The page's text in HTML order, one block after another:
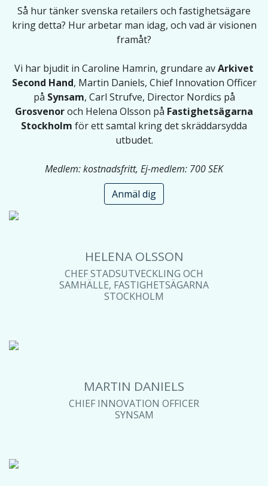
Så hur tänker svenska retailers och fastighetsägare
kring detta? Hur arbetar man idag, och vad är visionen
framåt?
Vi har bjudit in Caroline Hamrin, grundare avArkivet
Second Hand, Martin Daniels, Chief Innovation Officer
på Synsam, Carl Strufve, Director Nordics på
Grosvenoroch Helena Olsson på Fastighetsägarna
Stockholm för ett samtal kring det skräddarsydda
utbudet.
Medlem: kostnadsfritt, Ej-medlem: 700 SEK
Anmäl dig
HELENA OLSSON
CHEF STADSUTVECKLING OCH
SAMHÄLLE, FASTIGHETSÄGARNA
STOCKHOLM
MARTIN DANIELS
CHIEF INNOVATION OFFICER
SYNSAM